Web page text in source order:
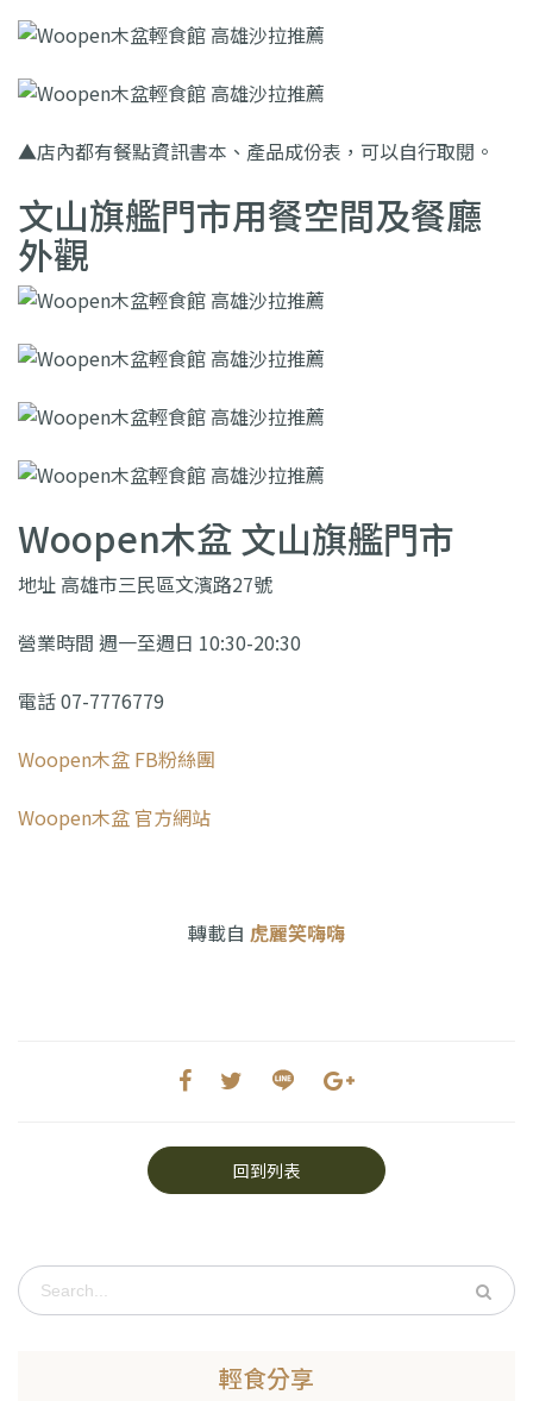
▲店內都有餐點資訊書本、產品成份表，可以自行取閱。
文山旗艦門市用餐空間及餐廳
外觀
Woopen木盆 文山旗艦門市
地址 高雄市三民區文濱路27號
營業時間 週一至週日 10:30-20:30
電話 07-7776779
Woopen木盆 FB粉絲團
Woopen木盆 官方網站
轉載自 虎麗笑嗨嗨
回到列表
輕食分享